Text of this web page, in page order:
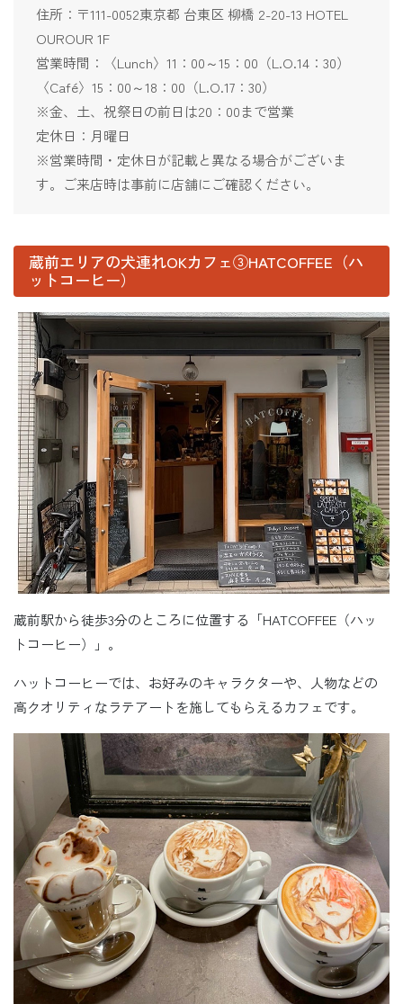
住所：〒111-0052東京都 台東区 柳橋 2-20-13 HOTEL
OUROUR 1F
営業時間：〈Lunch〉11：00～15：00（L.O.14：30）
〈Café〉15：00～18：00（L.O.17：30）
※金、土、祝祭日の前日は20：00まで営業
定休日：月曜日
※営業時間・定休日が記載と異なる場合がございま
す。ご来店時は事前に店舗にご確認ください。
蔵前エリアの犬連れOKカフェ③HATCOFFEE（ハ
ットコーヒー）
蔵前駅から徒歩3分のところに位置する「HATCOFFEE（ハッ
トコーヒー）」。
ハットコーヒーでは、お好みのキャラクターや、人物などの
高クオリティなラテアートを施してもらえるカフェです。